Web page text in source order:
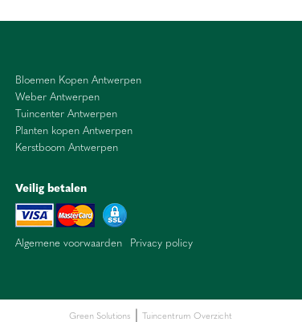
Veilig betalen
Algemene voorwaarden Privacy policy
Bloemen Kopen Antwerpen
Weber Antwerpen
Tuincenter Antwerpen
Planten kopen Antwerpen
Kerstboom Antwerpen
Green Solutions | Tuincentrum Overzicht